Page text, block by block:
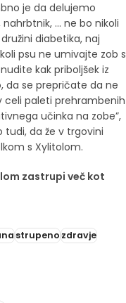
je da delujemo
… ne bo nikoli
diabetika, naj
psu ne umivajte zob s
kak priboljšek iz
da se prepričate da ne
celi paleti prehrambenih
učinka na zobe”,
tudi, da že v trgovini
s Xylitolom.
zastrupi več kot
strupenozdravje